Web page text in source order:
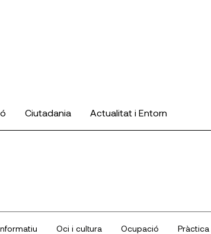
Ciutadania Actualitat i Entorn
Oci i cultura Ocupació